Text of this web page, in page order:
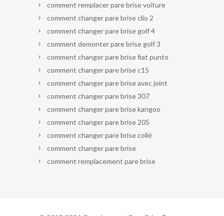
comment remplacer pare brise voiture
comment changer pare brise clio 2
comment changer pare brise golf 4
comment demonter pare brise golf 3
comment changer pare brise fiat punto
comment changer pare brise c15
comment changer pare brise avec joint
comment changer pare brise 307
comment changer pare brise kangoo
comment changer pare brise 205
comment changer pare brise collé
comment changer pare brise
comment remplacement pare brise